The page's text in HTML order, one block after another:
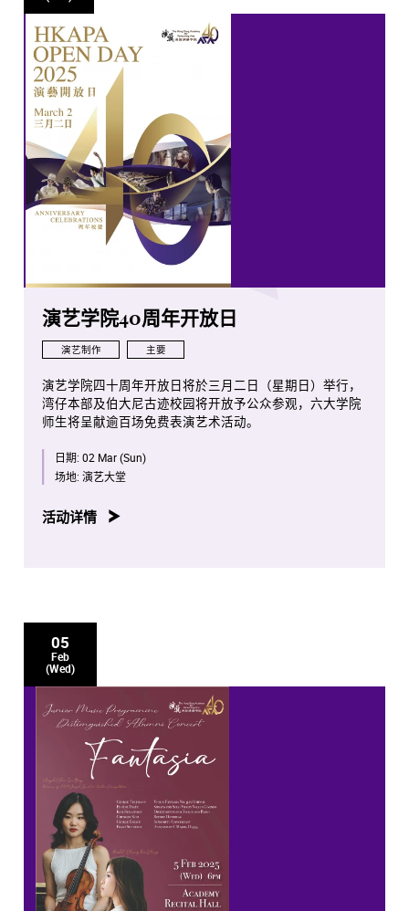
演艺学院40周年开放日
演艺制作 主要
演艺学院四十周年开放日将於三月二日（星期日）举行，
湾仔本部及伯大尼古迹校园将开放予公众参观，六大学院
师生将呈献逾百场免费表演艺术活动。
日期: 02 Mar (Sun)
场地: 演艺大堂
活动详情
05
Feb
(Wed)